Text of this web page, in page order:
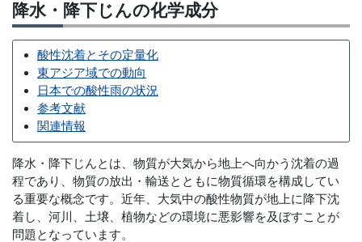
降水・降下じんの化学成分
酸性沈着とその定量化
東アジア域での動向
日本での酸性雨の状況
参考文献
関連情報
降水・降下じんとは、物質が大気から地上へ向かう沈着の過
程であり、物質の放出・輸送とともに物質循環を構成してい
る重要な概念です。近年、大気中の酸性物質が地上に降下沈
着し、河川、土壌、植物などの環境に悪影響を及ぼすことが
問題となっています。